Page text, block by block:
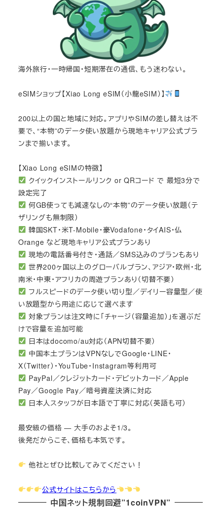
海外旅行・一時帰国・短期滞在の通信、もう迷わない。
eSIMショップ【Xiao Long eSIM（小龍eSIM）】
200以上の国と地域に対応。アプリやSIMの差し替えは不
要で、“本物”のデータ使い放題から現地キャリア公式プラ
ンまで揃います。
【Xiao Long eSIMの特徴】
クイックインストールリンク or QRコード で 最短3分で
設定完了
何GB使っても減速なしの“本物”のデータ使い放題（テ
ザリングも無制限）
韓国SKT・米T-Mobile・豪Vodafone・タイAIS・仏
Orange など現地キャリア公式プランあり
現地の電話番号付き・通話／SMS込みのプランもあり
世界200ヶ国以上のグローバルプラン、アジア・欧州・北
南米・中東・アフリカの周遊プランあり（切替不要）
フルスピードのデータ使い切り型／デイリー容量型／使
い放題型から用途に応じて選べます
対象プランは注文時に「チャージ（容量追加）」を選ぶだ
けで容量を追加可能
日本はdocomo/au対応（APN切替不要）
中国本土プランはVPNなしでGoogle・LINE・
X（Twitter）・YouTube・Instagram等利用可
PayPal／クレジットカード・デビットカード／Apple
Pay／Google Pay／暗号資産決済に対応
日本人スタッフが日本語で丁寧に対応（英語も可）
最安級の価格 — 大手のおよそ1/3。
後発だからこそ、価格も本気です。
他社とぜひ比較してみてください！
公式サイトはこちらから
中国ネット規制回避”1coinVPN”